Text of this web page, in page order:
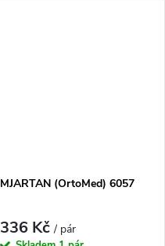
MJARTAN (OrtoMed) 6057
336 Kč/ pár